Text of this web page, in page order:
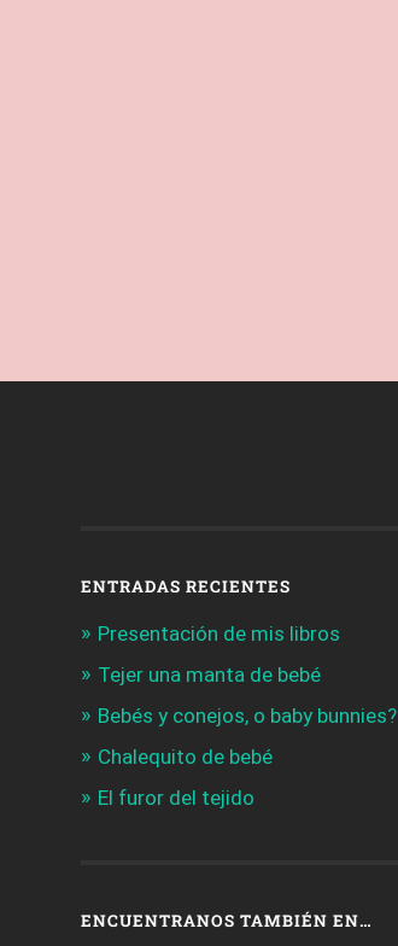
ENTRADAS RECIENTES
Presentación de mis libros
Tejer una manta de bebé
Bebés y conejos, o baby bunnies?
Chalequito de bebé
El furor del tejido
ENCUENTRANOS TAMBIÉN EN…